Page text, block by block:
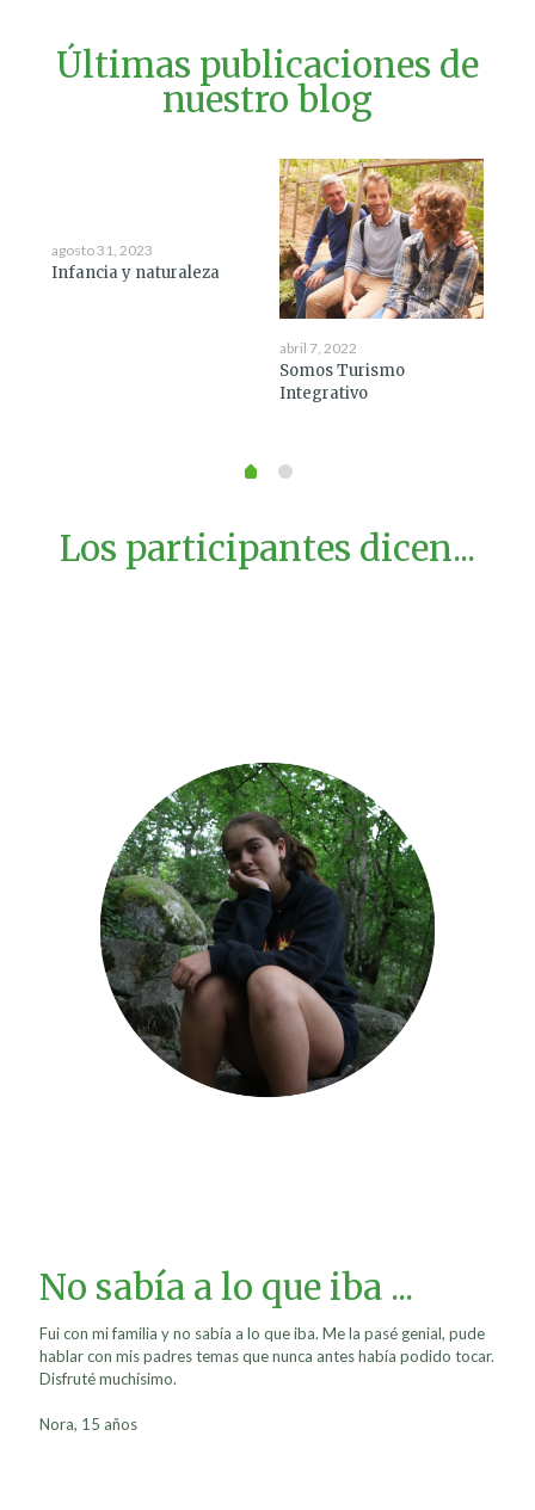
Últimas publicaciones de
nuestro blog
agosto 31, 2023
Infancia y naturaleza
abril 7, 2022
Somos Turismo
Integrativo
Los participantes dicen...
No sabía a lo que iba ...
Fui con mi familia y no sabía a lo que iba. Me la pasé genial, pude
hablar con mis padres temas que nunca antes había podido tocar.
Disfruté muchísimo.
Nora, 15 años